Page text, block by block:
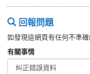
回報問題
如發現這網頁有任何不準
有關事情